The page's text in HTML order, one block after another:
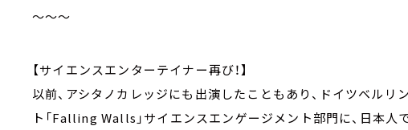
～～～
【サイエンスエンターテイナー再び！】
以前、アシタノカレッジにも出演したこともあり、ドイツベル
ト「Falling Walls」サイエンスエンゲージメント部門に、日本人